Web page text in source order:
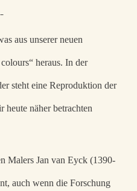
aus unserer neuen
heraus. In der
steht eine Reproduktion der
näher betrachten
Malers Jan van Eyck (1390-
auch wenn die Forschung